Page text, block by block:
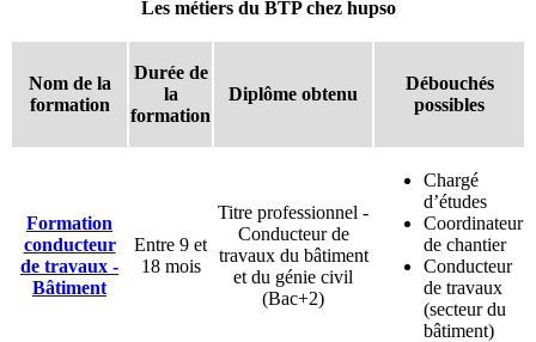
Les métiers du BTP chez hupso
Nom de la
formation
Durée de
la
formation
Diplôme obtenu
Débouchés
possibles
Formation
conducteur
de travaux -
Bâtiment
Entre 9 et
18 mois
Titre professionnel -
Conducteur de
travaux du bâtiment
et du génie civil
(Bac+2)
Chargé
d’études
Coordinateur
de chantier
Conducteur
de travaux
(secteur du
bâtiment)